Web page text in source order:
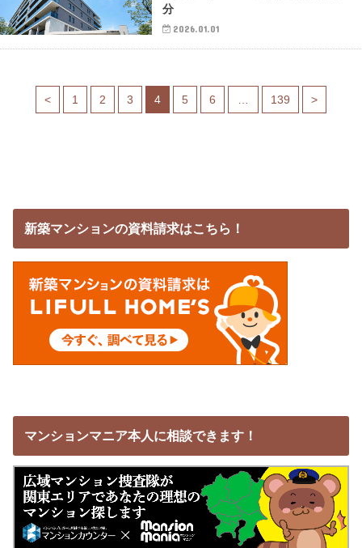
分
2026.01.01
< 1 2 3 4 5 6 … 139 >
新築マンションの資料請求はこちら！
マンションマニア本人に相談できます！